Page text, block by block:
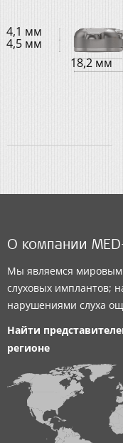
4,1 мм
4,5 мм
18,2 мм
О компании
Мы являемся мировым
слуховых имплантов;
нарушениями слуха
Найти
регионе